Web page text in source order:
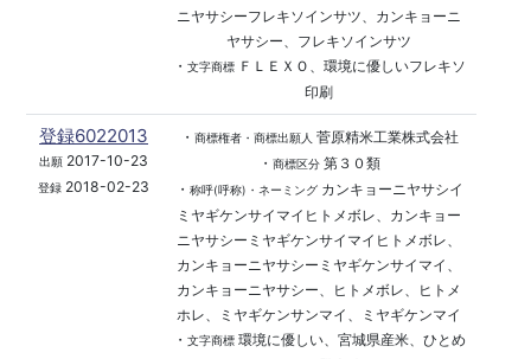
ニヤサシーフレキソインサツ、カンキョーニ
ヤサシー、フレキソインサツ
・ 文字商標ＦＬＥＸＯ、環境に優しいフレキソ
印刷
登録6022013
出願 2017-10-23
登録 2018-02-23
・ 商標権者・商標出願人 菅原精米工業株式会社
・ 商標区分第３０類
・ 称呼(呼称)・ネーミングカンキョーニヤサシイ
ミヤギケンサイマイヒトメボレ、カンキョー
ニヤサシーミヤギケンサイマイヒトメボレ、
カンキョーニヤサシーミヤギケンサイマイ、
カンキョーニヤサシー、ヒトメボレ、ヒトメ
ホレ、ミヤギケンサンマイ、ミヤギケンマイ
・ 文字商標環境に優しい、宮城県産米、ひとめ